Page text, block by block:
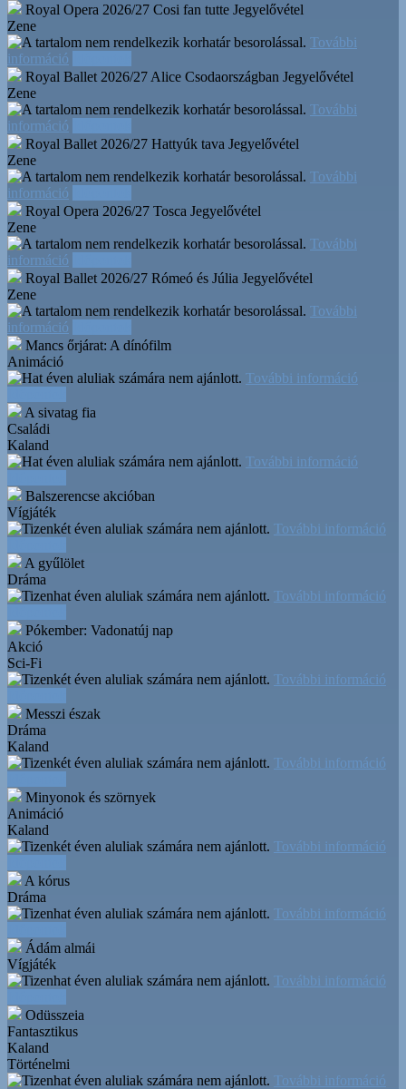
Royal Opera 2026/27 Cosi fan tutte Jegyelővétel
Zene
További
információ
Royal Ballet 2026/27 Alice Csodaországban Jegyelővétel
Zene
További
információ
Royal Ballet 2026/27 Hattyúk tava Jegyelővétel
Zene
További
információ
Royal Opera 2026/27 Tosca Jegyelővétel
Zene
További
információ
Royal Ballet 2026/27 Rómeó és Júlia Jegyelővétel
Zene
További
információ
Mancs őrjárat: A dínófilm
Animáció
További információ
A sivatag fia
Családi
Kaland
További információ
Balszerencse akcióban
Vígjáték
További információ
A gyűlölet
Dráma
További információ
Pókember: Vadonatúj nap
Akció
Sci-Fi
További információ
Messzi észak
Dráma
Kaland
További információ
Minyonok és szörnyek
Animáció
Kaland
További információ
A kórus
Dráma
További információ
Ádám almái
Vígjáték
További információ
Odüsszeia
Fantasztikus
Kaland
Történelmi
További információ